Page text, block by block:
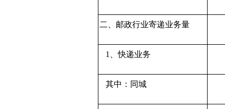
二、邮政行业寄递业务量
1、快递业务
其中：同城